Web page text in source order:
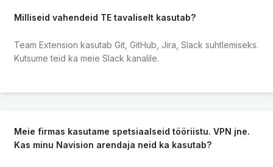
Milliseid vahendeid TE tavaliselt kasutab?
Team Extension kasutab Git, GitHub, Jira, Slack suhtlemiseks.
Kutsume teid ka meie Slack kanalile.
Meie firmas kasutame spetsiaalseid tööriistu. VPN jne.
Kas minu Navision arendaja neid ka kasutab?